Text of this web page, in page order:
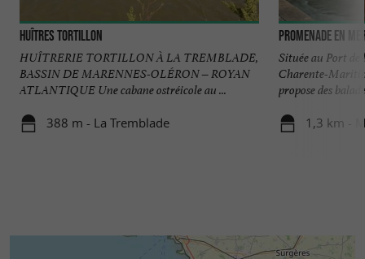
Huîtres Tortillon
HUÎTRERIE TORTILLON À LA TREMBLADE,
BASSIN DE MARENNES-OLÉRON – ROYAN
ATLANTIQUE Une cabane ostréicole au ...
388 m - La Tremblade
Promenade en
Située au Port de
Charente-
propose des
1,3 km -